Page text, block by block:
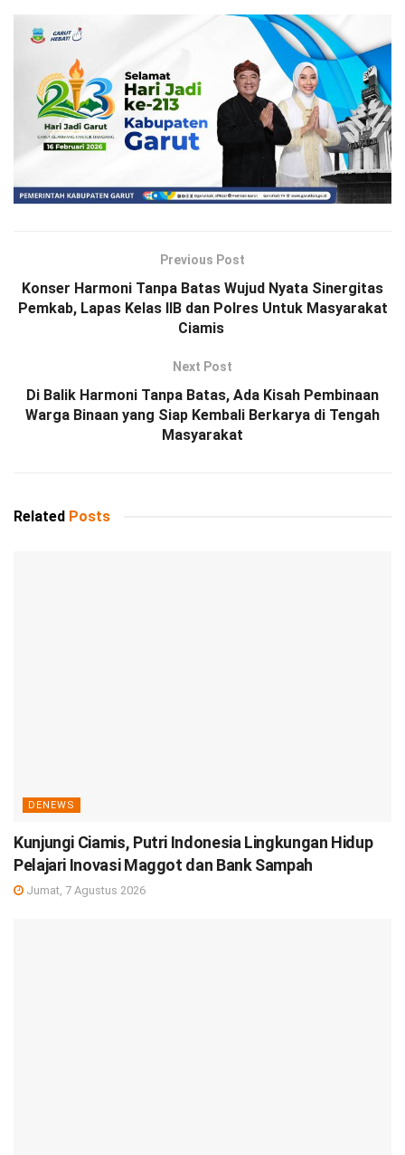
Previous Post
Konser Harmoni Tanpa Batas Wujud Nyata Sinergitas
Pemkab, Lapas Kelas IIB dan Polres Untuk Masyarakat
Ciamis
Next Post
Di Balik Harmoni Tanpa Batas, Ada Kisah Pembinaan
Warga Binaan yang Siap Kembali Berkarya di Tengah
Masyarakat
Related Posts
DENEWS
Kunjungi Ciamis, Putri Indonesia Lingkungan Hidup
Pelajari Inovasi Maggot dan Bank Sampah
Jumat, 7 Agustus 2026